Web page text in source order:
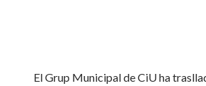
El Grup Municipal de CiU ha